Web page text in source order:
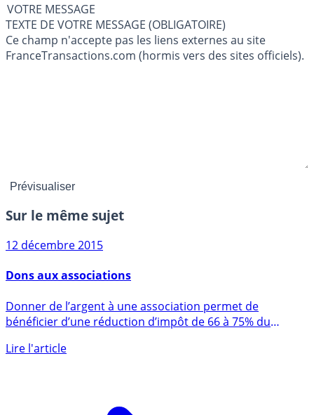
VOTRE MESSAGE
TEXTE DE VOTRE MESSAGE (OBLIGATOIRE)
Ce champ n'accepte pas les liens externes au site
FranceTransactions.com (hormis vers des sites officiels).
Sur le même sujet
12 décembre 2015
Dons aux associations
bénéficier d’une réduction d’impôt de 66 à 75% du